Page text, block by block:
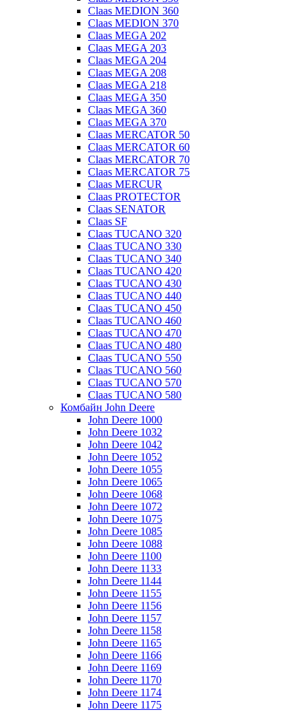
Claas MEDION 360
Claas MEDION 370
Claas MEGA 202
Claas MEGA 203
Claas MEGA 204
Claas MEGA 208
Claas MEGA 218
Claas MEGA 350
Claas MEGA 360
Claas MEGA 370
Claas MERCATOR 50
Claas MERCATOR 60
Claas MERCATOR 70
Claas MERCATOR 75
Claas MERCUR
Claas PROTECTOR
Claas SENATOR
Claas SF
Claas TUCANO 320
Claas TUCANO 330
Claas TUCANO 340
Claas TUCANO 420
Claas TUCANO 430
Claas TUCANO 440
Claas TUCANO 450
Claas TUCANO 460
Claas TUCANO 470
Claas TUCANO 480
Claas TUCANO 550
Claas TUCANO 560
Claas TUCANO 570
Claas TUCANO 580
Комбайн John Deere
John Deere 1000
John Deere 1032
John Deere 1042
John Deere 1052
John Deere 1055
John Deere 1065
John Deere 1068
John Deere 1072
John Deere 1075
John Deere 1085
John Deere 1088
John Deere 1100
John Deere 1133
John Deere 1144
John Deere 1155
John Deere 1156
John Deere 1157
John Deere 1158
John Deere 1165
John Deere 1166
John Deere 1169
John Deere 1170
John Deere 1174
John Deere 1175